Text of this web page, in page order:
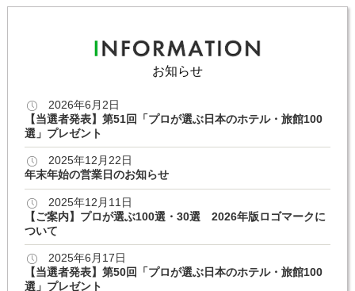
お知らせ
2026年6月2日
【当選者発表】第51回「プロが選ぶ日本のホテル・旅館100
選」プレゼント
2025年12月22日
年末年始の営業日のお知らせ
2025年12月11日
【ご案内】プロが選ぶ100選・30選 2026年版ロゴマークに
ついて
2025年6月17日
【当選者発表】第50回「プロが選ぶ日本のホテル・旅館100
選」プレゼント